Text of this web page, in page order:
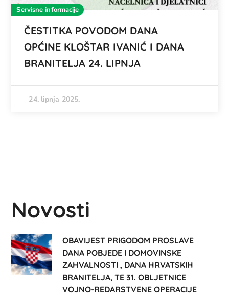
Servisne informacije
ČESTITKA POVODOM DANA
OPĆINE KLOŠTAR IVANIĆ I DANA
BRANITELJA 24. LIPNJA
24. lipnja 2025.
Novosti
OBAVIJEST PRIGODOM PROSLAVE
DANA POBJEDE I DOMOVINSKE
ZAHVALNOSTI , DANA HRVATSKIH
BRANITELJA, TE 31. OBLJETNICE
VOJNO-REDARSTVENE OPERACIJE